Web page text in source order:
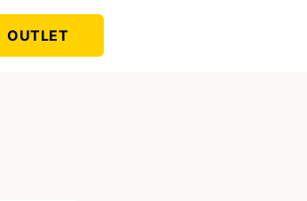
OUTLET